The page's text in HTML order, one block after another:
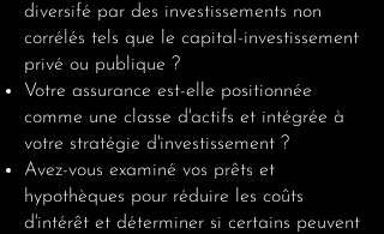
diversifé par des investissements non
corrélés tels que le capital-investissement
privé ou publique ?
Votre assurance est-elle positionnée
comme une classe d'actifs et intégrée à
votre stratégie d'investissement ?
Avez-vous examiné vos prêts et
hypothèques pour réduire les coûts
d'intérêt et déterminer si certains peuvent